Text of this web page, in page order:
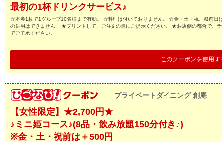
最初の1杯ドリンクサービス♪
☆本券1枚で1グループ10名様まで有効。 ☆料理は付いておりません。 ☆金・土・祝、祭前日
の併用はできません。 ★プリントして、ご注文の際にご提示ください。 ★お店側の都合で、
でご了承ください。
このクーポンを使用す
プライベートダイニング 創庵
【女性限定】★2,700円★
♪ミニ姫コース♪(8品・飲み放題150分付き♪)
※金・土・祝前は＋500円